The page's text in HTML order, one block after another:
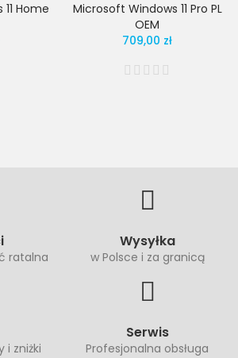
Home
Microsoft Windows 11 Pro PL
OEM
709,00 zł
ratalna
Wysyłka
w Polsce i za granicą
i zniżki
Serwis
Profesjonalna obsługa